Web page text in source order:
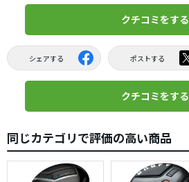
クチコミをする
シェアする ポストする
クチコミをする
同じカテゴリで評価の高い商品